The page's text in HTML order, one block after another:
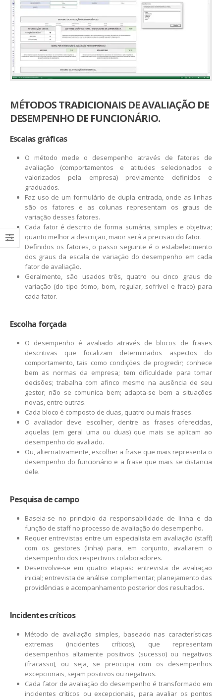
MÉTODOS TRADICIONAIS DE AVALIAÇÃO DE
DESEMPENHO DE FUNCIONÁRIO.
Escalas gráficas
O método mede o desempenho através de fatores de
avaliação (comportamentos e atitudes selecionados e
valorizados pela empresa) previamente definidos e
graduados.
Faz uso de um formulário de dupla entrada, onde as linhas
são os fatores e as colunas representam os graus de
variação desses fatores.
Cada fator é descrito de forma sumária, simples e objetiva;
quanto melhor a descrição, maior será a precisão do fator.
Definidos os fatores, o passo seguinte é o estabelecimento
dos graus da escala de variação do desempenho em cada
fator de avaliação.
Geralmente, são usados três, quatro ou cinco graus de
variação (do tipo ótimo, bom, regular, sofrível e fraco) para
cada fator.
Escolha forçada
O desempenho é avaliado através de blocos de frases
descritivas que focalizam determinados aspectos do
comportamento, tais como condições de progredir; conhece
bem as normas da empresa; tem dificuldade para tomar
decisões; trabalha com afinco mesmo na ausência de seu
gestor; não se comunica bem; adapta-se bem a situações
novas, entre outras.
Cada bloco é composto de duas, quatro ou mais frases.
O avaliador deve escolher, dentre as frases oferecidas,
aquelas (em geral uma ou duas) que mais se aplicam ao
desempenho do avaliado.
Ou, alternativamente, escolher a frase que mais representa o
desempenho do funcionário e a frase que mais se distancia
dele.
Pesquisa de campo
Baseia-se no princípio da responsabilidade de linha e da
função de staff no processo de avaliação do desempenho.
Requer entrevistas entre um especialista em avaliação (staff)
com os gestores (linha) para, em conjunto, avaliarem o
desempenho dos respectivos colaboradores.
Desenvolve-se em quatro etapas: entrevista de avaliação
inicial; entrevista de análise complementar; planejamento das
providências e acompanhamento posterior dos resultados.
Incidentes críticos
Método de avaliação simples, baseado nas características
extremas (incidentes críticos), que representam
desempenhos altamente positivos (sucesso) ou negativos
(fracasso), ou seja, se preocupa com os desempenhos
excepcionais, sejam positivos ou negativos.
Cada fator de avaliação do desempenho é transformado em
incidentes críticos ou excepcionais, para avaliar os pontos